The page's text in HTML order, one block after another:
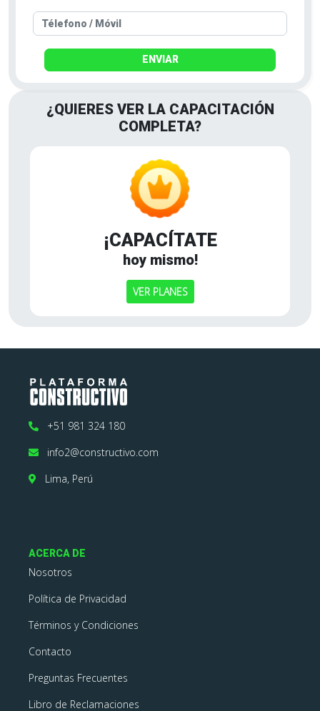
ENVIAR
¿QUIERES VER LA CAPACITACIÓN
COMPLETA?
¡CAPACÍTATE
hoy mismo!
VER PLANES
+51 981 324 180
info2@constructivo.com
Lima, Perú
ACERCA DE
Nosotros
Política de Privacidad
Términos y Condiciones
Contacto
Preguntas Frecuentes
Libro de Reclamaciones